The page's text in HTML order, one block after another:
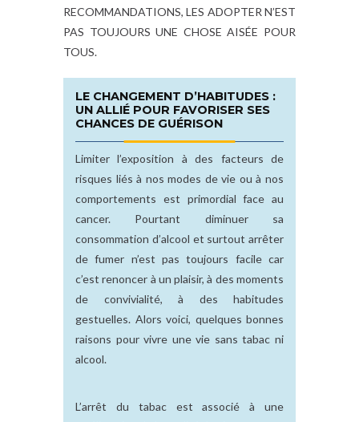
RECOMMANDATIONS, LES ADOPTER N’EST
PAS TOUJOURS UNE CHOSE AISÉE POUR
TOUS.
LE CHANGEMENT D’HABITUDES :
UN ALLIÉ POUR FAVORISER SES
CHANCES DE GUÉRISON
Limiter l’exposition à des facteurs de
risques liés à nos modes de vie ou à nos
comportements est primordial face au
cancer. Pourtant diminuer sa
consommation d’alcool et surtout arrêter
de fumer n’est pas toujours facile car
c’est renoncer à un plaisir, à des moments
de convivialité, à des habitudes
gestuelles. Alors voici, quelques bonnes
raisons pour vivre une vie sans tabac ni
alcool.
L’arrêt du tabac est associé à une